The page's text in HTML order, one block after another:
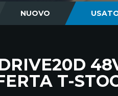
NUOVO
T-